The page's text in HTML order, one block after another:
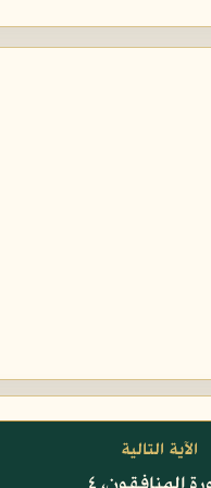
الآية التالية